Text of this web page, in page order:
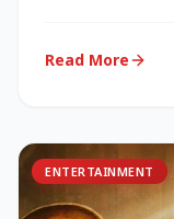
Read More
ENTERTAINMENT